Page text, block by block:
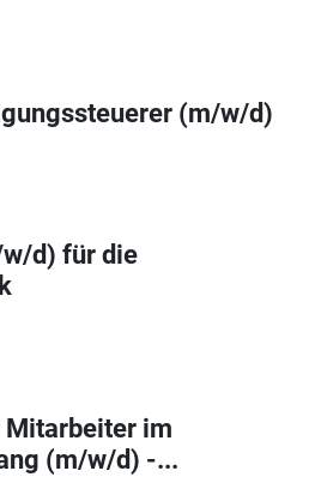
(m/w/d)
d) für die
Mitarbeiter im
(m/w/d) -...